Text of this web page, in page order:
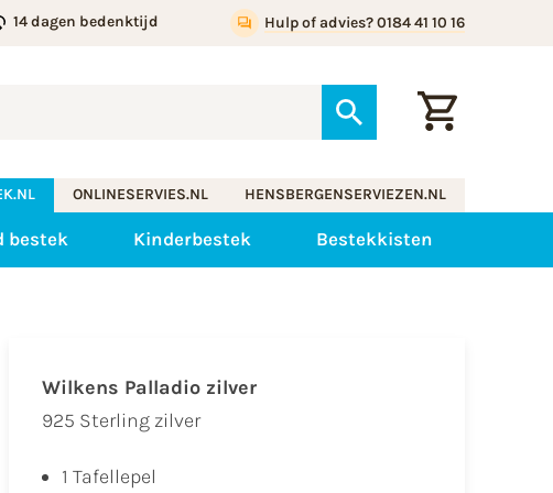
14 dagen bedenktijd Hulp of advies? 0184 41 10 16
ONLINESERVIES.NL HENSBERGENSERVIEZEN.NL
bestek Kinderbestek Bestekkisten
Wilkens Palladio zilver
925 Sterling zilver
1 Tafellepel